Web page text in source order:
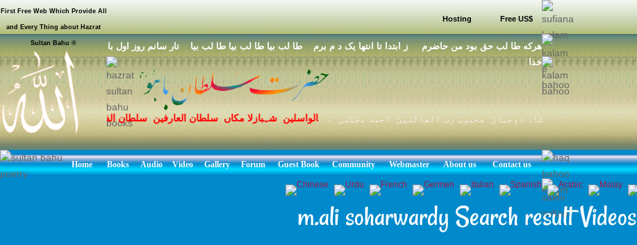
First Free Web Which Provide All
and Every Thing about Hazrat
Sultan Bahu ®
Hosting Free US$
هرکه طا لب حق بود من حاضرم ز ابتدا تا انتها يک د م برم طا لب بيا طا لب بيا طا لب بيا تار سانم روز اول با
خدا
برہانالواسلین شہبازلا مکاں سلطان العارفین سلطان الفقر مرشد حق سخی
شہنشاہ دوجہان محبوب رب العالمین احمد مجتبی نوراللہ محمد مصطفی صلی اللہ علیہ وسلم کے نام سروری قادری سلسلہ
Home Books Audio Video Gallery Forum Guest Book Community Webmaster About us Contact us
m.ali soharwardy Search result Videos